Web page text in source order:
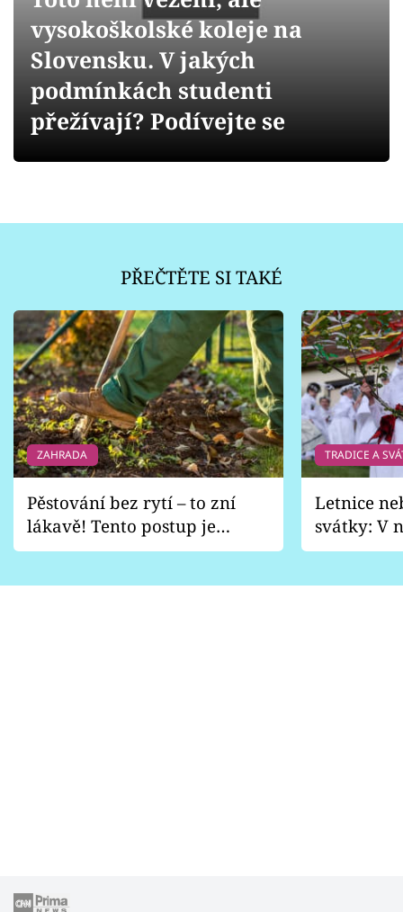
Přihlášení
Sledujte nás
vysokoškolské koleje na
Slovensku. V jakých
podmínkách studenti
přežívají? Podívejte se
PŘEČTĚTE SI TAKÉ
ZAHRADA
Pěstování bez rytí – to zní
lákavě! Tento postup je
vhodný jen pro některé
TRADICE A
Letnice
svátky: V
pondělí